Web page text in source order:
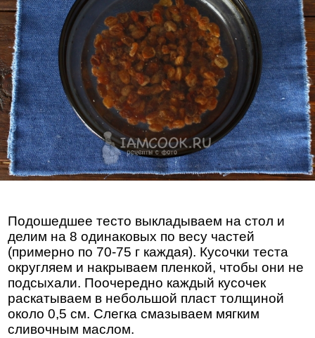
Подошедшее тесто выкладываем на стол и
делим на 8 одинаковых по весу частей
(примерно по 70-75 г каждая). Кусочки теста
округляем и накрываем пленкой, чтобы они не
подсыхали. Поочередно каждый кусочек
раскатываем в небольшой пласт толщиной
около 0,5 см. Слегка смазываем мягким
сливочным маслом.